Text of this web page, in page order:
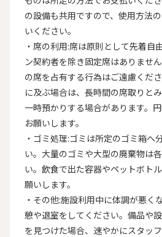
の設備も共用ですので、使用方法
いください。
・席の利用:席は原則として先着自
ン契約者を除き固定席はありませ
の席を占有する行為はご遠慮くだ
に及ぶ場合は、長時間の席取りと
一時預かりする場合があります。
お願いします。
・ゴミ処理:ゴミは所定のゴミ箱へ
い。大量のゴミや大型の廃棄物は
い。飲食で出た容器やペットボト
願いします。
・その他:施設利用中に体調が悪く
憩や退室をしてください。備品や
を見つけた場合、速やかにスタッ